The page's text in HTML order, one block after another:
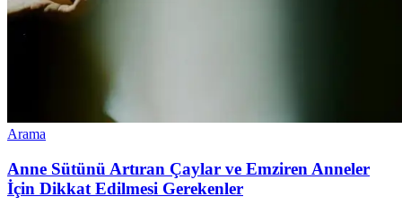
Arama
Anne Sütünü Artıran Çaylar ve Emziren Anneler
İçin Dikkat Edilmesi Gerekenler